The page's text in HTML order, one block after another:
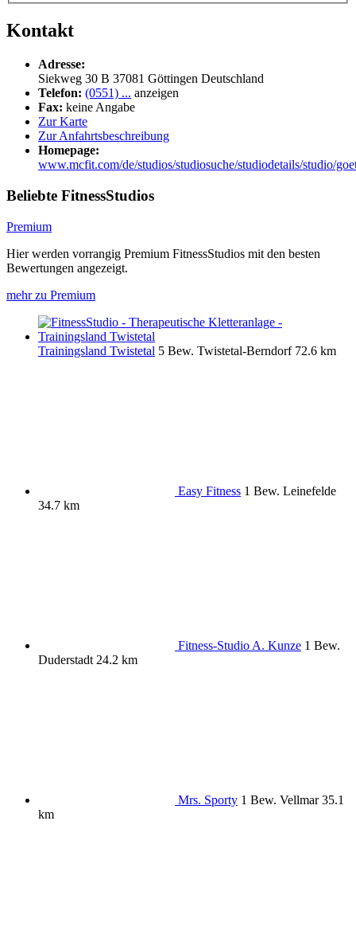
Kontakt
Adresse:
Siekweg 30 B 37081 Göttingen Deutschland
Telefon: (0551) ... anzeigen
Fax: keine Angabe
Zur Karte
Zur Anfahrtsbeschreibung
Homepage:
www.mcfit.com/de/studios/studiosuche/studiodetails/studio/
Beliebte FitnessStudios
Premium
Hier werden vorrangig Premium FitnessStudios mit den besten
Bewertungen angezeigt.
mehr zu Premium
Trainingsland Twistetal 5 Bew. Twistetal-Berndorf 72.6 km
Easy Fitness 1 Bew. Leinefelde
34.7 km
Fitness-Studio A. Kunze 1 Bew.
Duderstadt 24.2 km
Mrs. Sporty 1 Bew. Vellmar 35.1
km